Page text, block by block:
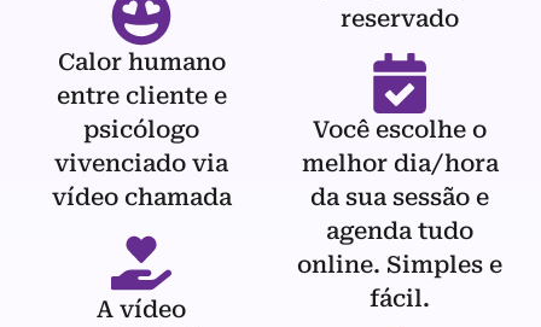
Calor humano
entre cliente e
psicólogo
vivenciado via
vídeo chamada
A vídeo
reservado
Você escolhe o
melhor dia/hora
da sua sessão e
agenda tudo
online. Simples e
fácil.